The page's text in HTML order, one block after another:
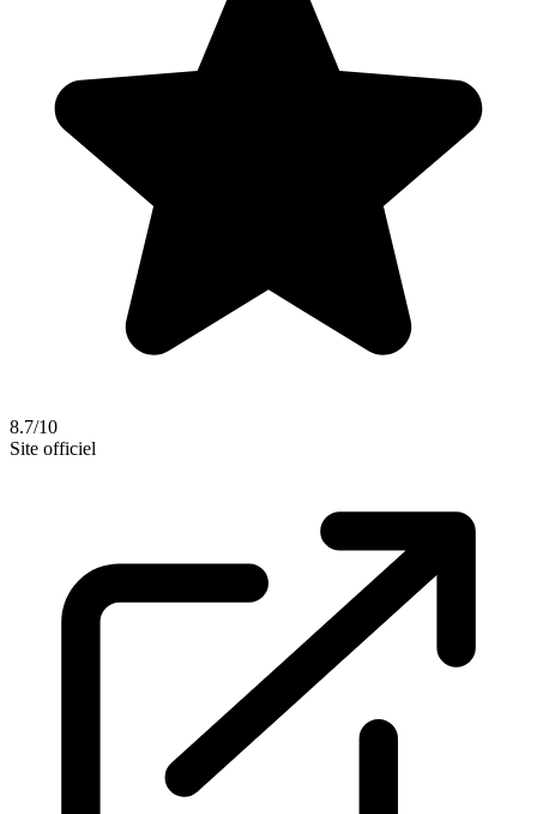
8.7/10
Site officiel